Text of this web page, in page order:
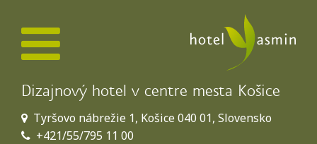
Dizajnový hotel v centre mesta Košice
Tyršovo nábrežie 1, Košice 040 01, Slovensko
+421/55/795 11 00